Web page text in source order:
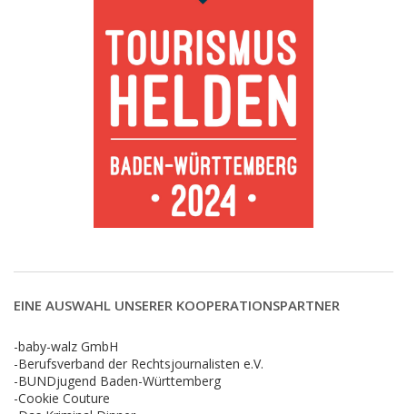
EINE AUSWAHL UNSERER KOOPERATIONSPARTNER
-baby-walz GmbH
-Berufsverband der Rechtsjournalisten e.V.
-BUNDjugend Baden-Württemberg
-Cookie Couture